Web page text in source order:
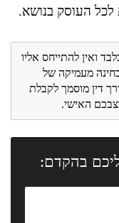
לכל העוסק בנושא.
ואין להתייחס אליו
מעמיקה של
דין מוסמך לקבלת
האישי.
בהקדם: